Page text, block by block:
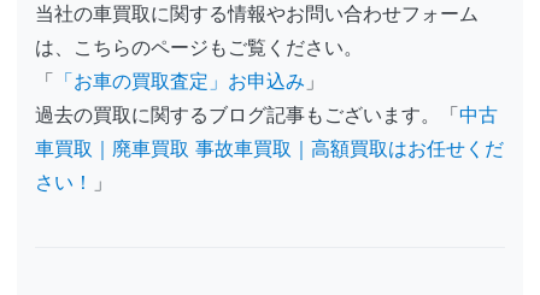
当社の車買取に関する情報やお問い合わせフォーム
は、こちらのページもご覧ください。
「 「お車の買取査定」お申込み 」
過去の買取に関するブログ記事もございます。「中古
車買取｜廃車買取 事故車買取｜高額買取はお任せくだ
さい！
」